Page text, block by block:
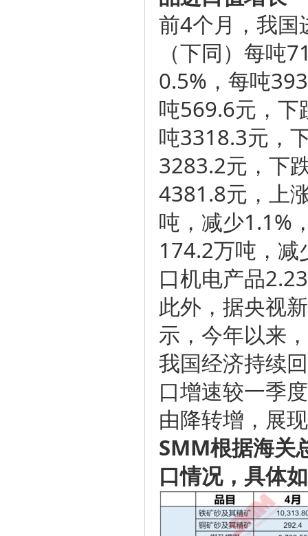
前4个月，我国
（下同）每吨
0.5%，每吨
吨569.6元，下
吨3318.3元，
3283.2元，下
4381.8元，上
吨，减少1.1%
174.2万吨，减
口机电产品
此外，据央视
示，今年以来
我国经济持续
口增速较一季
由降转增，展
SMM根据海关
口情况，具体